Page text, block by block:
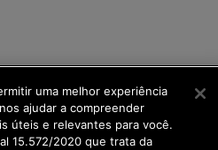
uma melhor experiência
ajudar a compreender
úteis e relevantes para você.
15.572/2020 que trata da